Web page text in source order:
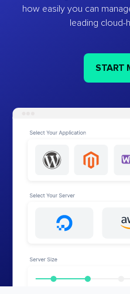
how easily you can
leading cloud-
START